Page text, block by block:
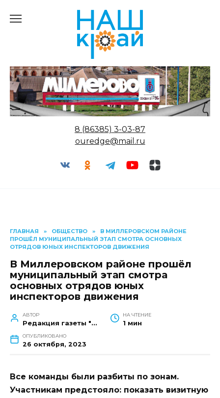
8 (86385) 3-03-87
ouredge@mail.ru
ГЛАВНАЯ » ОБЩЕСТВО »
В МИЛЛЕРОВСКОМ РАЙОНЕ
ПРОШЁЛ МУНИЦИПАЛЬНЫЙ ЭТАП СМОТРА ОСНОВНЫХ
ОТРЯДОВ ЮНЫХ ИНСПЕКТОРОВ ДВИЖЕНИЯ
В Миллеровском районе прошёл
муниципальный этап смотра
основных отрядов юных
инспекторов движения
АВТОР
Редакция газеты "Наш край"
НА ЧТЕНИЕ
1 мин
ОПУБЛИКОВАНО
26 октября, 2023
Все команды были разбиты по зонам.
Участникам предстояло: показать визитную